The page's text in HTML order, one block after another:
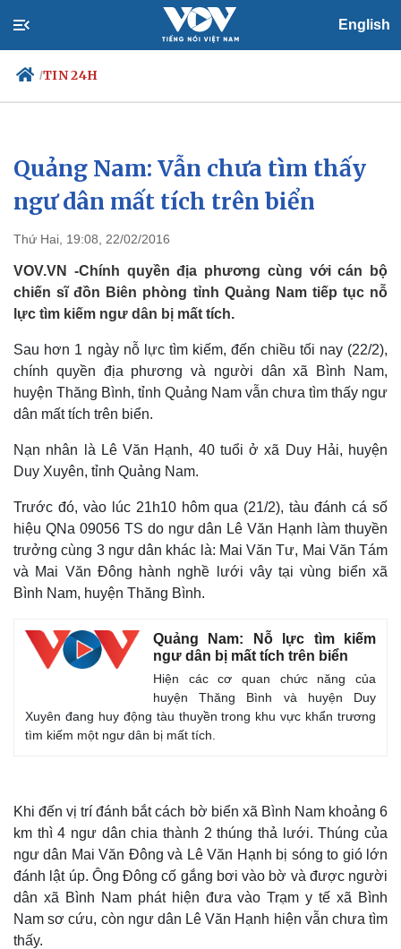
English
/TIN 24H
Chính trị
Tổ chức nhân sự
Nhận diện sự thật
Xã hội
Tin 24h
Dự báo thời tiết
Việc làm
Biển đảo
Quảng Nam: Vẫn chưa tìm thấy
ngư dân mất tích trên biển
Thứ Hai, 19:08, 22/02/2016
VOV.VN -Chính quyền địa phương cùng với cán bộ
chiến sĩ đồn Biên phòng tỉnh Quảng Nam tiếp tục nỗ
lực tìm kiếm ngư dân bị mất tích.
Sau hơn 1 ngày nỗ lực tìm kiếm, đến chiều tối nay (22/2),
chính quyền địa phương và người dân xã Bình Nam,
huyện Thăng Bình, tỉnh Quảng Nam vẫn chưa tìm thấy ngư
dân mất tích trên biển.
Nạn nhân là Lê Văn Hạnh, 40 tuổi ở xã Duy Hải, huyện
Duy Xuyên, tỉnh Quảng Nam.
Trước đó, vào lúc 21h10 hôm qua (21/2), tàu đánh cá số
hiệu QNa 09056 TS do ngư dân Lê Văn Hạnh làm thuyền
trưởng cùng 3 ngư dân khác là: Mai Văn Tư, Mai Văn Tám
và Mai Văn Đông hành nghề lưới vây tại vùng biển xã
Bình Nam, huyện Thăng Bình.
Quảng Nam: Nỗ lực tìm kiếm
ngư dân bị mất tích trên biển
Hiện các cơ quan chức năng của
huyện Thăng Bình và huyện Duy
Xuyên đang huy động tàu thuyền trong khu vực khẩn trương
tìm kiếm một ngư dân bị mất tích.
Khi đến vị trí đánh bắt cách bờ biển xã Bình Nam khoảng 6
km thì 4 ngư dân chia thành 2 thúng thả lưới. Thúng của
ngư dân Mai Văn Đông và Lê Văn Hạnh bị sóng to gió lớn
đánh lật úp. Ông Đông cố gắng bơi vào bờ và được người
dân xã Bình Nam phát hiện đưa vào Trạm y tế xã Bình
Nam sơ cứu, còn ngư dân Lê Văn Hạnh hiện vẫn chưa tìm
thấy.